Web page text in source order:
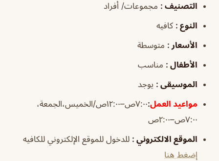
التصنيف : مجموعات/ أفراد
النوع : كافيه
الأسعار : متوسطة
الأطفال : مناسب
الموسيقى : يوجد
مواعيد العمل:
٧:٠٠ص–١٢:٠٠ص/الخميس،الجمعة،
٧:٠٠ص–٢:٠٠ص
الموقع الالكتروني : للدخول للموقع الإلكتروني للكافيه
إضغط هنا